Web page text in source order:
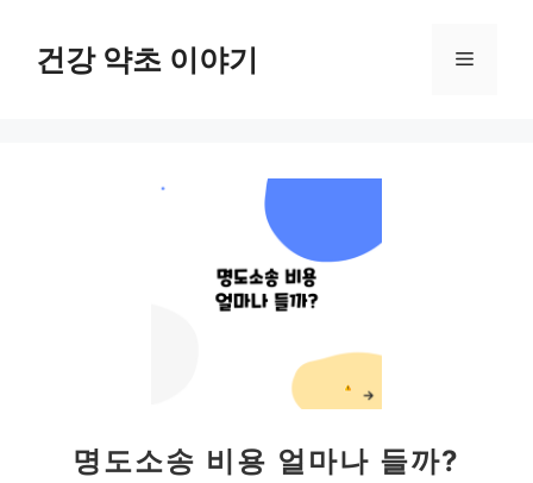
건강 약초 이야기 메
명도소송 비용 얼마나 들까?